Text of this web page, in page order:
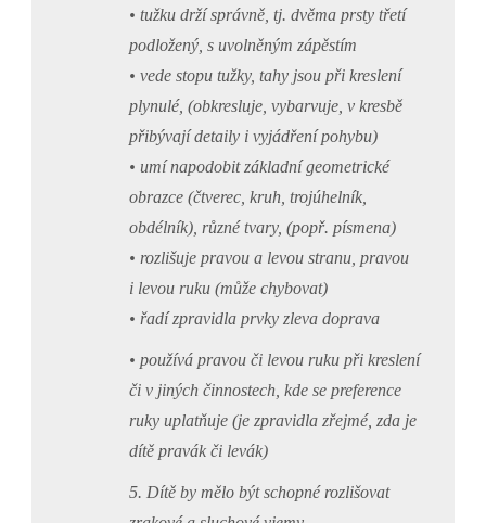
• tužku drží správně, tj. dvěma prsty třetí
podložený, s uvolněným zápěstím
• vede stopu tužky, tahy jsou při kreslení
plynulé, (obkresluje, vybarvuje, v kresbě
přibývají detaily i vyjádření pohybu)
• umí napodobit základní geometrické
obrazce (čtverec, kruh, trojúhelník,
obdélník), různé tvary, (popř. písmena)
• rozlišuje pravou a levou stranu, pravou
i levou ruku (může chybovat)
• řadí zpravidla prvky zleva doprava
• používá pravou či levou ruku při kreslení
či v jiných činnostech, kde se preference
ruky uplatňuje (je zpravidla zřejmé, zda je
dítě pravák či levák)
5. Dítě by mělo být schopné rozlišovat